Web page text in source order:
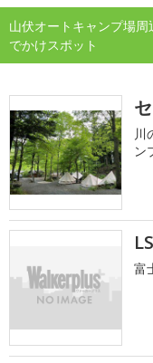
山伏オートキャンプ場
でかけスポット
川
ン
富